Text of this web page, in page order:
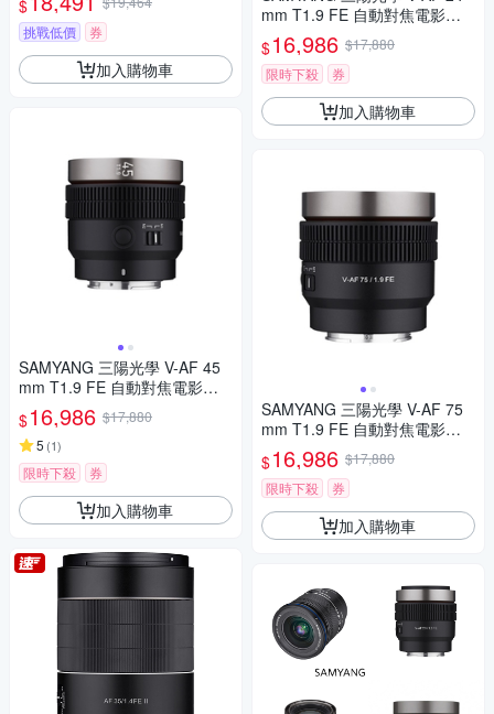
$
挑戰低價
券
加入購物車
SAMYANG 三陽光學 V-AF 45
mm T1.9 FE 自動對焦電影鏡 S
ony FE 公司貨
$16,986 $17,880
5 (1)
限時下殺 券
加入購物車
mm T1.9 FE 自動對焦電影鏡 S
ony FE 公司貨
$16,986 $17,880
限時下殺
券
加入購物車
SAMYANG 三陽光學 V-AF 75
mm T1.9 FE 自動對焦電影鏡 S
ony FE 公司貨
$16,986 $17,880
限時下殺
券
加入購物車